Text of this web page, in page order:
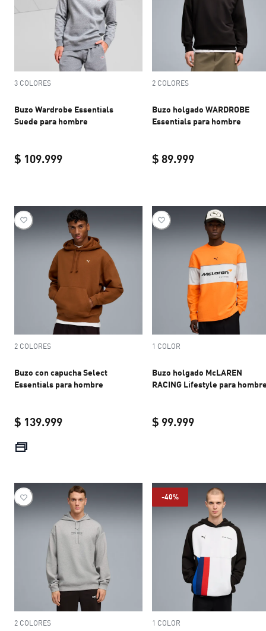
3 COLORES
Buzo Wardrobe Essentials
Suede para hombre
$ 109.999
2 COLORES
Buzo holgado WARDROBE
Essentials para hombre
$ 89.999
2 COLORES
Buzo con capucha Select
Essentials para hombre
$ 139.999
1 COLOR
Buzo holgado McLAREN
RACING Lifestyle para
$ 99.999
2 COLORES
-40%
1 COLOR